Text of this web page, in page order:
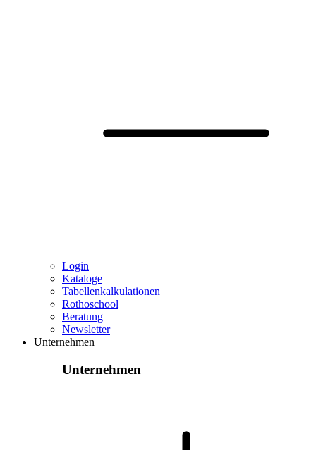
Login
Kataloge
Tabellenkalkulationen
Rothoschool
Beratung
Newsletter
Unternehmen
Unternehmen